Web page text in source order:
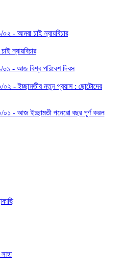
০২ - আমরা চাই ন্যায়বিচার
ন্যায়বিচার
০১ - আজ বিশ্ব পরিবেশ দিবস
০২ - ইচ্ছামতীর নতুন প্রয়াস : ছোটোদের
০১ - আজ ইচ্ছামতী পনেরো বছর পূর্ণ করল